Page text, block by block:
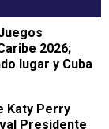
2026;
lugar y Cuba
Katy Perry
Presidente